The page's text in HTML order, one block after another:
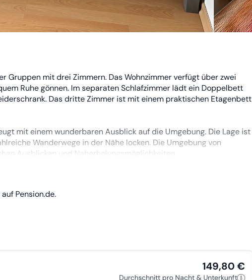
Gruppen mit drei Zimmern. Das Wohnzimmer verfügt über zwei
Ruhe gönnen. Im separaten Schlafzimmer lädt ein Doppelbett
Das dritte Zimmer ist mit einem praktischen Etagenbett
mit einem wunderbaren Ausblick auf die Umgebung. Die Lage ist
Wanderwege in der Nähe locken. Die Umgebung von
Ausblicken und Naherholungsmöglichkeiten.
Infrastruktur ab.
oder kleine Gruppen, die Wert auf Komfort und eine ruhige
Pension.de.
149,80 €
Durchschnitt pro Nacht & Unterkunft